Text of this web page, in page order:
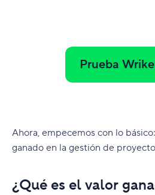
Prueba
Ahora, empecemos con lo
ganado en la gestión de
¿Qué es el valor